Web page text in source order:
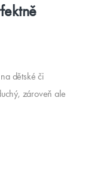
dětské či
zároveň ale